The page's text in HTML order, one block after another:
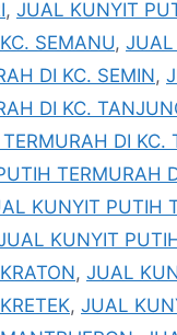
, JUAL KUNYIT
SEMANU, JUAL
DI KC. SEMIN,
DI KC.
DI KC.
TERMURAH
KUNYIT PUTIH
KUNYIT
, JUAL
, JUAL